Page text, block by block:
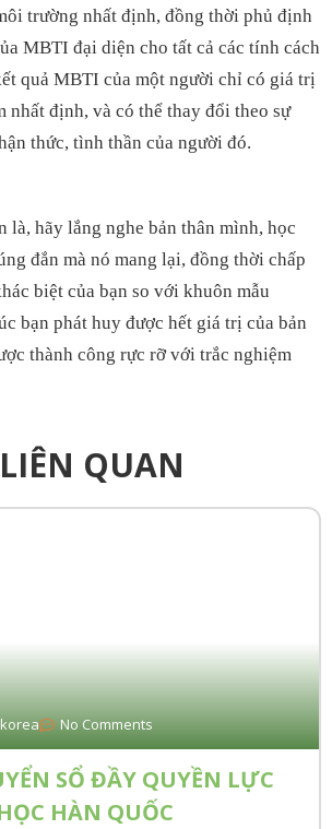
trường nhất định, đồng thời phủ định
MBTI đại diện cho tất cả các tính cách
quả MBTI của một người chỉ có giá trị
nhất định, và có thể thay đổi theo sự
thức, tình thần của người đó.
là, hãy lắng nghe bản thân mình, học
đắn mà nó mang lại, đồng thời chấp
biệt của bạn so với khuôn mẫu
bạn phát huy được hết giá trị của bản
thành công rực rỡ với trắc nghiệm
QUAN
No Comments
SỔ ĐẦY QUYỀN LỰC
HÀN QUỐC